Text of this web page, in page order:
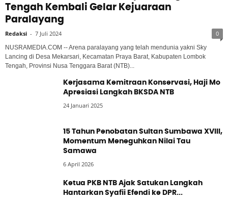
Tengah Kembali Gelar Kejuaraan
Paralayang
Redaksi - 7 Juli 2024 0
NUSRAMEDIA.COM -- Arena paralayang yang telah mendunia yakni Sky
Lancing di Desa Mekarsari, Kecamatan Praya Barat, Kabupaten Lombok
Tengah, Provinsi Nusa Tenggara Barat (NTB)...
Kerjasama Kemitraan Konservasi, Haji Mo
Apresiasi Langkah BKSDA NTB
24 Januari 2025
15 Tahun Penobatan Sultan Sumbawa XVIII,
Momentum Meneguhkan Nilai Tau
Samawa
6 April 2026
Ketua PKB NTB Ajak Satukan Langkah
Hantarkan Syafii Efendi ke DPR...